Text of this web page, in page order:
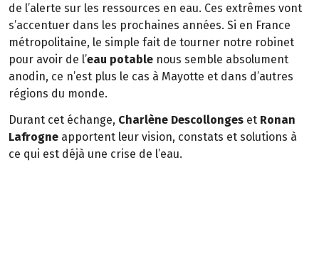
de l’alerte sur les ressources en eau. Ces extrêmes vont
s’accentuer dans les prochaines années. Si en France
métropolitaine, le simple fait de tourner notre robinet
pour avoir de l’eau potable nous semble absolument
anodin, ce n’est plus le cas à Mayotte et dans d’autres
régions du monde.
Durant cet échange, Charlène Descollonges et Ronan
Lafrogne apportent leur vision, constats et solutions à
ce qui est déjà une crise de l’eau.